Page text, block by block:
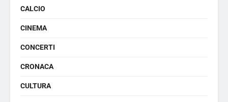
CALCIO
CINEMA
CONCERTI
CRONACA
CULTURA